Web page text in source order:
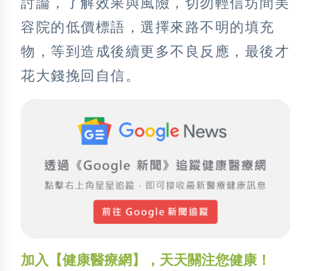
容院的低價標語，選擇來路不明的填充
物，等到造成後續更多不良反應，最後才
花大錢挽回自信。
加入【健康醫療網】，天天關注您健康！